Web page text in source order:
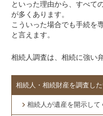
といった理由から、すべて
が多くあります。
こういった場合でも手続を
と言えます。
相続人調査は、相続に強い
相続人・相続財産を調査し
相続人が遺産を開示して